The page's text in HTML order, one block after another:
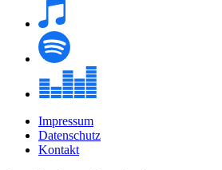
Impressum
Datenschutz
Kontakt